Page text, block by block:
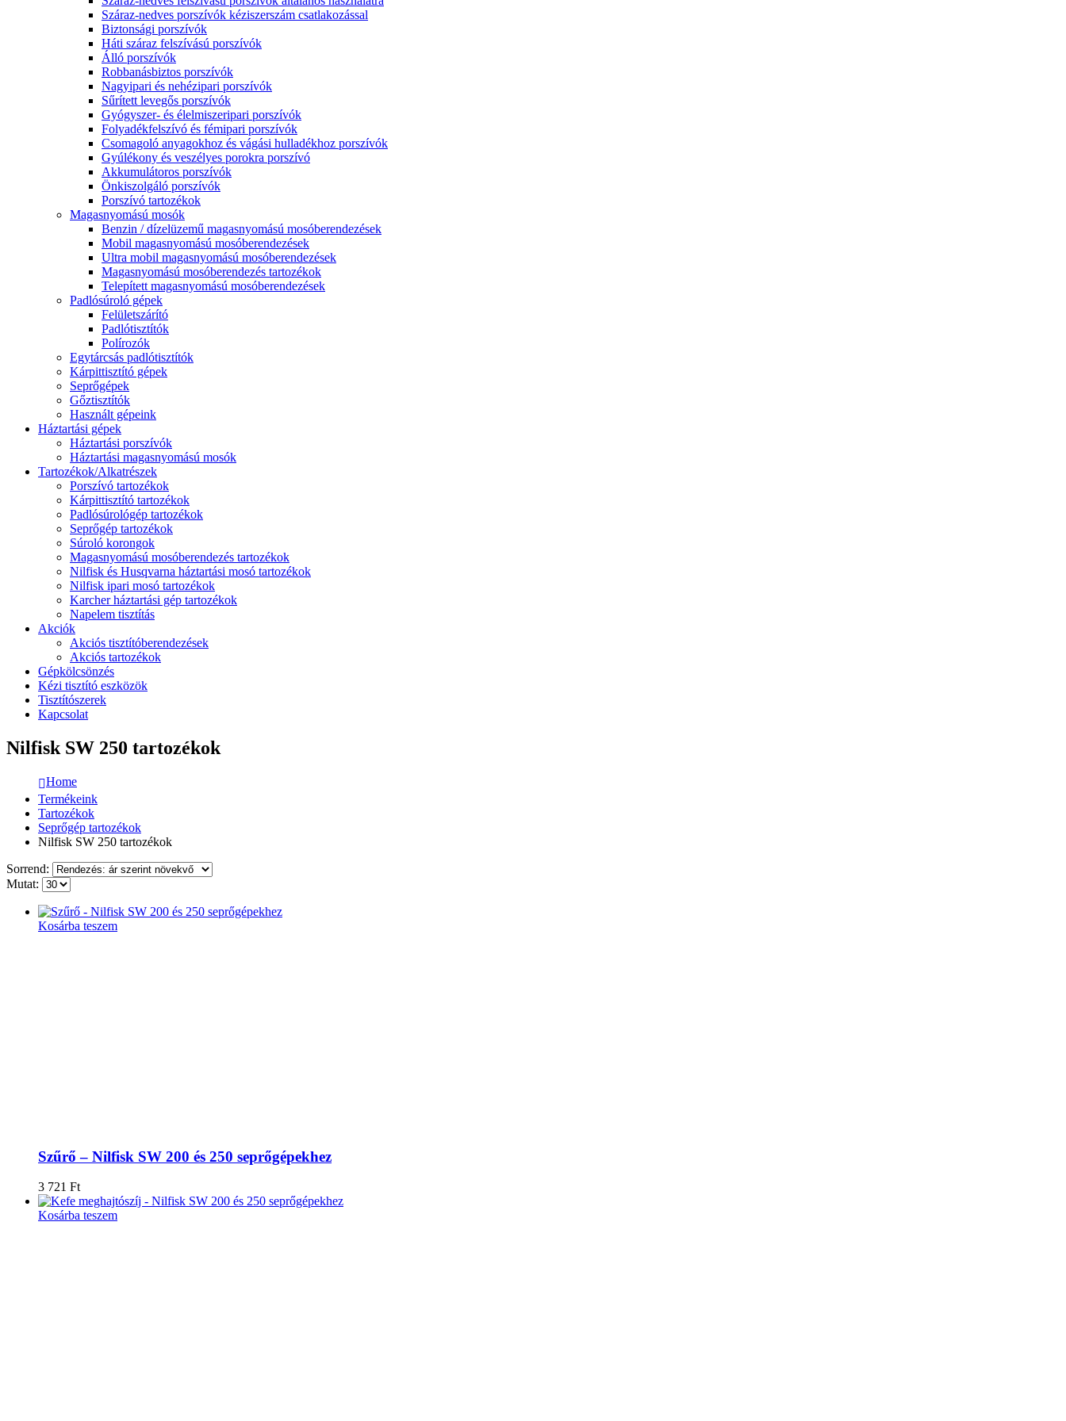
Száraz-nedves porszívók kéziszerszám csatlakozással
Biztonsági porszívók
Háti száraz felszívású porszívók
Álló porszívók
Robbanásbiztos porszívók
Nagyipari és nehézipari porszívók
Sűrített levegős porszívók
Gyógyszer- és élelmiszeripari porszívók
Folyadékfelszívó és fémipari porszívók
Csomagoló anyagokhoz és vágási hulladékhoz porszívók
Gyúlékony és veszélyes porokra porszívó
Akkumulátoros porszívók
Önkiszolgáló porszívók
Porszívó tartozékok
Magasnyomású mosók
Benzin / dízelüzemű magasnyomású mosóberendezések
Mobil magasnyomású mosóberendezések
Ultra mobil magasnyomású mosóberendezések
Magasnyomású mosóberendezés tartozékok
Telepített magasnyomású mosóberendezések
Padlósúroló gépek
Felületszárító
Padlótisztítók
Polírozók
Egytárcsás padlótisztítók
Kárpittisztító gépek
Seprőgépek
Gőztisztítók
Használt gépeink
Háztartási gépek
Háztartási porszívók
Háztartási magasnyomású mosók
Tartozékok/Alkatrészek
Porszívó tartozékok
Kárpittisztító tartozékok
Padlósúrológép tartozékok
Seprőgép tartozékok
Súroló korongok
Magasnyomású mosóberendezés tartozékok
Nilfisk és Husqvarna háztartási mosó tartozékok
Nilfisk ipari mosó tartozékok
Karcher háztartási gép tartozékok
Napelem tisztítás
Akciók
Akciós tisztítóberendezések
Akciós tartozékok
Gépkölcsönzés
Kézi tisztító eszközök
Tisztítószerek
Kapcsolat
Nilfisk SW 250 tartozékok
Home
Termékeink
Tartozékok
Seprőgép tartozékok
Nilfisk SW 250 tartozékok
Sorrend:
Mutat:
Kosárba teszem
Szűrő – Nilfisk SW 200 és 250 seprőgépekhez
3 721 Ft
Kosárba teszem